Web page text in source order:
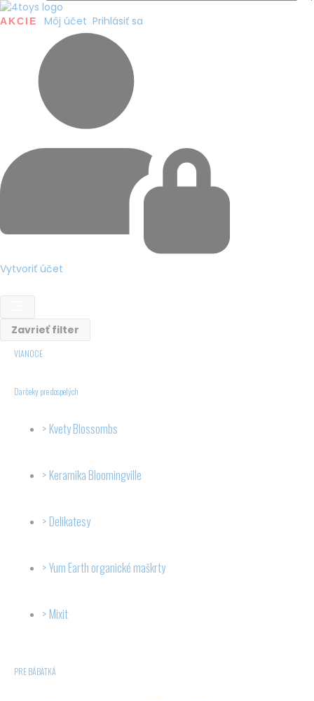
AKCIE Môj účet Prihlásiť sa
Vytvoriť účet
Zavrieť filter
VIANOCE
Darčeky pre dospelých
Kvety Blossombs
Keramika Bloomingville
Delikatesy
Yum Earth organické maškrty
Mixit
PRE BÁBÄTKÁ